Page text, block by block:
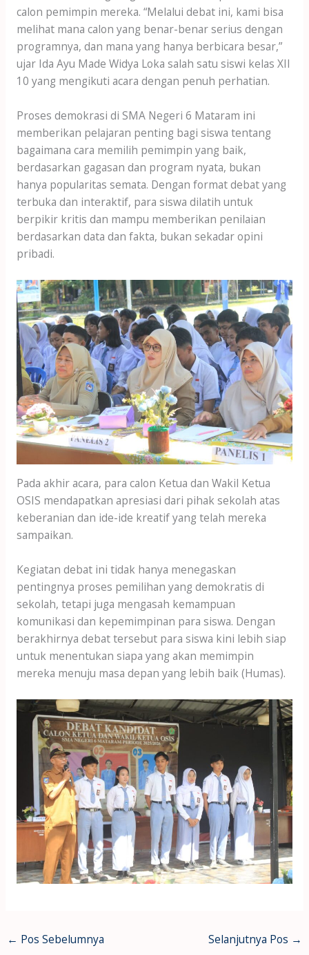
calon pemimpin mereka. “Melalui debat ini, kami bisa
melihat mana calon yang benar-benar serius dengan
programnya, dan mana yang hanya berbicara besar,”
ujar Ida Ayu Made Widya Loka salah satu siswi kelas XII
10 yang mengikuti acara dengan penuh perhatian.
Proses demokrasi di SMA Negeri 6 Mataram ini
memberikan pelajaran penting bagi siswa tentang
bagaimana cara memilih pemimpin yang baik,
berdasarkan gagasan dan program nyata, bukan
hanya popularitas semata. Dengan format debat yang
terbuka dan interaktif, para siswa dilatih untuk
berpikir kritis dan mampu memberikan penilaian
berdasarkan data dan fakta, bukan sekadar opini
pribadi.
Pada akhir acara, para calon Ketua dan Wakil Ketua
OSIS mendapatkan apresiasi dari pihak sekolah atas
keberanian dan ide-ide kreatif yang telah mereka
sampaikan.
Kegiatan debat ini tidak hanya menegaskan
pentingnya proses pemilihan yang demokratis di
sekolah, tetapi juga mengasah kemampuan
komunikasi dan kepemimpinan para siswa. Dengan
berakhirnya debat tersebut para siswa kini lebih siap
untuk menentukan siapa yang akan memimpin
mereka menuju masa depan yang lebih baik (Humas).
← Pos Sebelumnya Selanjutnya Pos →